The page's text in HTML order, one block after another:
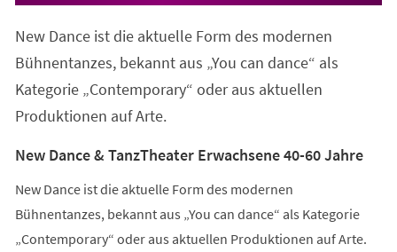
New Dance ist die aktuelle Form des modernen
Bühnentanzes, bekannt aus „You can dance“ als
Kategorie „Contemporary“ oder aus aktuellen
Produktionen auf Arte.
New Dance & TanzTheater Erwachsene 40-60 Jahre
New Dance ist die aktuelle Form des modernen
Bühnentanzes, bekannt aus „You can dance“ als Kategorie
„Contemporary“ oder aus aktuellen Produktionen auf Arte.